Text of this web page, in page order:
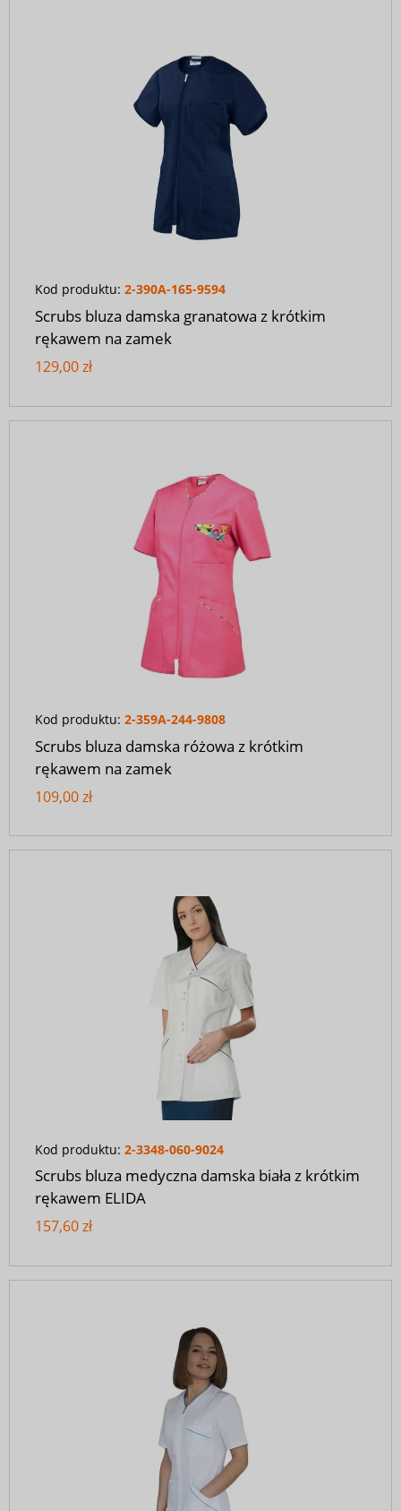
Kod produktu: 2-390A-165-9594
Scrubs bluza damska granatowa z krótkim
rękawem na zamek
129,00 zł
Kod produktu: 2-359A-244-9808
Scrubs bluza damska różowa z krótkim
rękawem na zamek
109,00 zł
Kod produktu: 2-3348-060-9024
Scrubs bluza medyczna damska biała z krótkim
rękawem ELIDA
157,60 zł